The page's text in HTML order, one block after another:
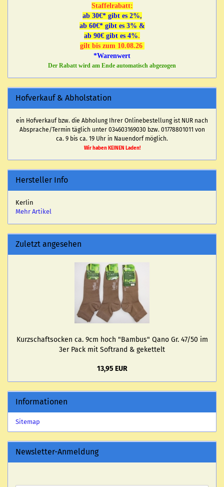
Staffelrabatt:
ab 30€* gibt es 2%,
ab 60€* gibt es 3% &
ab 90€ gibt es 4%.
gilt bis zum 10.08.26
*Warenwert
Der Rabatt wird am Ende automatisch abgezogen
Hofverkauf & Abholstation
ein Hofverkauf bzw. die Abholung Ihrer Onlinebestellung ist NUR nach
Absprache/Termin täglich unter 034603169030 bzw. 01778801011 von
ca. 9 bis ca. 19 Uhr in Nauendorf möglich.
Wir haben KEINEN Laden!
Hersteller Info
Kerlin
Mehr Artikel
Zuletzt angesehen
Kurz­schaftso­cken ca. 9cm hoch "Bam­bus" Qano Gr. 47/50 im
3er Pack mit Softrand & ge­ket­telt
13,95 EUR
Informationen
Sitemap
Newsletter-Anmeldung